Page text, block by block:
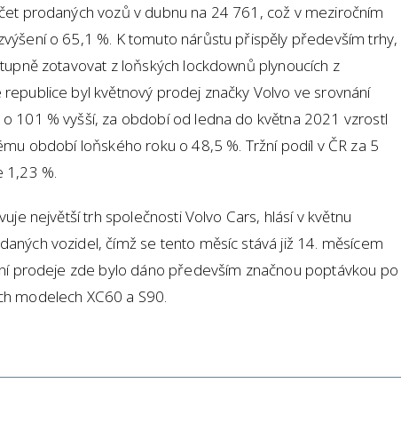
prodaných vozů v dubnu na 24 761, což v meziročním
o 65,1 %. K tomuto nárůstu přispěly především trhy,
zotavovat z loňských lockdownů plynoucích z
byl květnový prodej značky Volvo ve srovnání
101 % vyšší, za období od ledna do května 2021 vzrostl
období loňského roku o 48,5 %. Tržní podíl v ČR za 5
1,23 %.
největší trh společnosti Volvo Cars, hlásí v květnu
vozidel, čímž se tento měsíc stává již 14. měsícem
prodeje zde bylo dáno především značnou poptávkou po
modelech XC60 a S90.